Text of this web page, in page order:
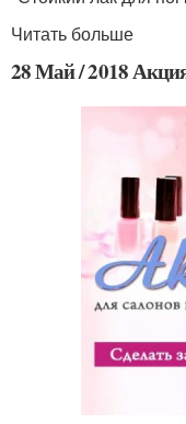
Читать больше
28 Май / 2018